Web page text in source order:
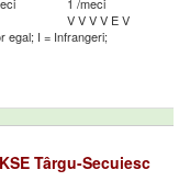
VVVV EV
egal; I = Infrangeri;
KSE Târgu-Secuiesc